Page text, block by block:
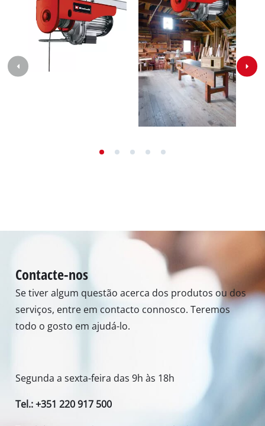
Contacte-nos
Se tiver algum questão acerca dos produtos ou dos
serviços, entre em contacto connosco. Teremos
todo o gosto em ajudá-lo.
Segunda a sexta-feira das 9h às 18h
Tel.: +351 220 917 500